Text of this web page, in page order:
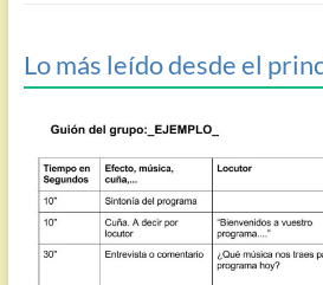
Lo más leído desde el